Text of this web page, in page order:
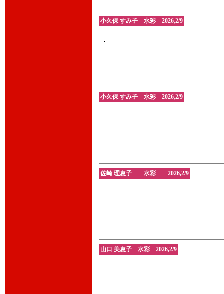
小久保 すみ子 水彩 2026,2/9
・
小久保 すみ子 水彩 2026,2/9
佐崎 理恵子 水彩 2026,2/9
山口 美恵子 水彩 2026,2/9